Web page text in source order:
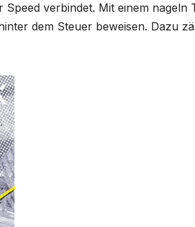
verbindet. Mit einem
dem Steuer beweisen. Dazu